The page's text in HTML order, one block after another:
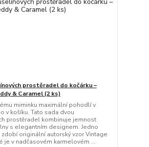
prostěradel do kočárku –
& Caramel (2 ks)
miminku maximální pohodlí v
v košíku. Tato sada dvou
prostěradel kombinuje jemnost
s elegantním designem. Jedno
originální autorský vzor Vintage
je v nadčasovém karmelovém ...